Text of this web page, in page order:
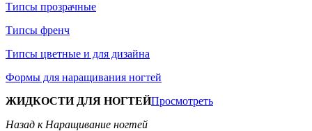
Типсы прозрачные
Типсы френч
Типсы цветные и для дизайна
Формы для наращивания ногтей
ЖИДКОСТИ ДЛЯ НОГТЕЙПросмотреть
Назад к Наращивание ногтей